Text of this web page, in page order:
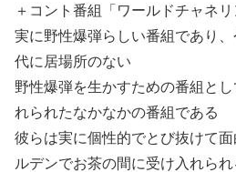
＋コント番組「ワールドチャネリ
実に野性爆弾らしい番組であり
代に居場所のない
野性爆弾を生かすための番組と
れられたなかなかの番組である
彼らは実に個性的でとび抜けて
ルデンでお茶の間に受け入れら